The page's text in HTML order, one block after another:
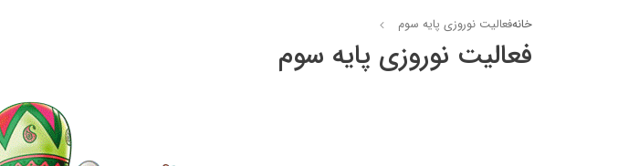
خانهفعالیت نوروزی پایه سوم
فعالیت نوروزی پایه سوم